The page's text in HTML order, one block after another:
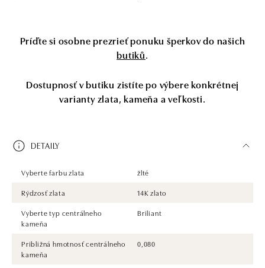
Príďte si osobne prezrieť ponuku šperkov do našich
butiků.
Dostupnosť v butiku zistíte po výbere konkrétnej
varianty zlata, kameňa a veľkosti.
DETAILY
Vyberte farbu zlata
žlté
Rýdzosť zlata
14K zlato
Vyberte typ centrálneho
kameňa
Briliant
Približná hmotnosť centrálneho
kameňa
0,080